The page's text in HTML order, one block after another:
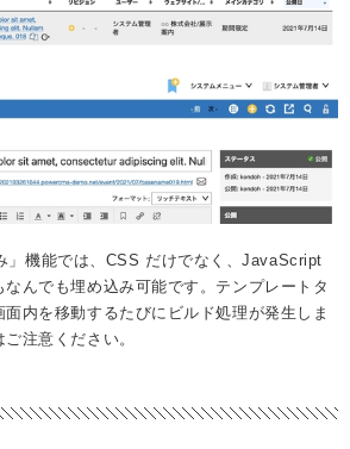
」機能では、CSS だけでなく、JavaScript
んでも埋め込み可能です。テンプレートタ
内を移動するたびにビルド処理が発生しま
注意ください。